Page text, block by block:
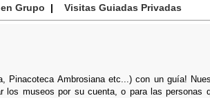
Grupo Visitas Guiadas Privadas
Pinacoteca Ambrosiana etc...) con un guía!
museos por su cuenta, o para las personas